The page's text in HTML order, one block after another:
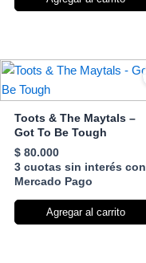
Toots & The Maytals –
Got To Be Tough
$80.000
3 cuotas sin interés con
Mercado Pago
Agregar al carrito